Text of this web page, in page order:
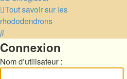
Tout savoir sur les
rhododendrons
Rechercher
Connexion
Nom d’utilisateur :